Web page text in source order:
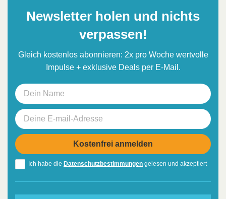
Newsletter holen und nichts
verpassen!
Gleich kostenlos abonnieren: 2x pro Woche wertvolle
Impulse + exklusive Deals per E-Mail.
Ich habe die Datenschutzbestimmungen gelesen und akzeptiert